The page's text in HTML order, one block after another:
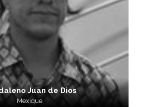
Juan de Dios
Mexique